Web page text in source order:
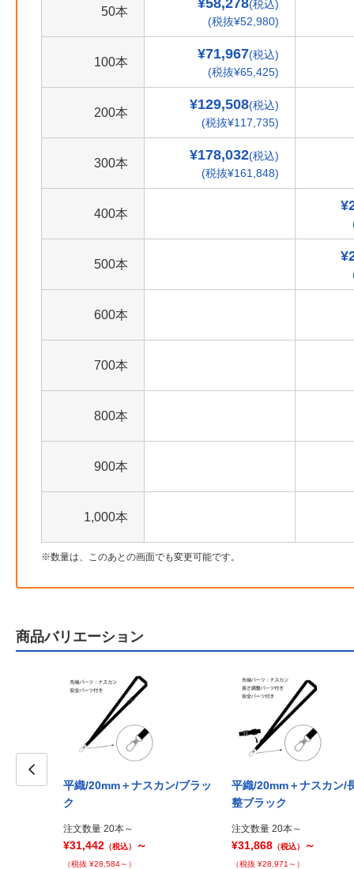
50本
¥58,278(税込)
(税抜¥52,980)
100本
¥71,967(税込)
(税抜¥65,425)
200本
¥129,508(税込)
(税抜¥117,735)
300本
¥178,032(税込)
(税抜¥161,848)
400本
500本
600本
700本
800本
900本
1,000本
数量は、このあとの画面でも変更可能です。
商品バリエーション
平織/20mm＋ナスカン/ブラッ
ク
注文数量 20本～
¥31,442 （税込） ～
（税抜 ¥28,584～）
平織/20mm＋ナスカン/
整ブラック
注文数量 20本～
¥31,868 （税込） ～
（税抜 ¥28,971～）